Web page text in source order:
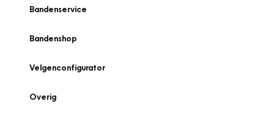
Bandenservice
Bandenshop
Velgenconfigurator
Overig